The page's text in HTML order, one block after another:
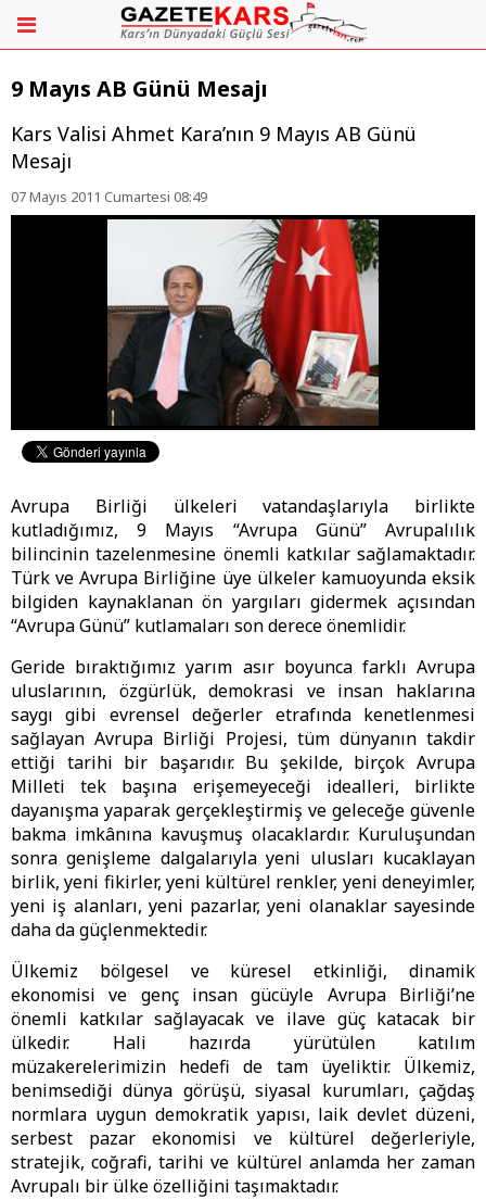
9 Mayıs AB Günü Mesajı
Kars Valisi Ahmet Kara’nın 9 Mayıs AB Günü
Mesajı
07 Mayıs 2011 Cumartesi 08:49
Avrupa Birliği ülkeleri vatandaşlarıyla birlikte
kutladığımız, 9 Mayıs “Avrupa Günü” Avrupalılık
bilincinin tazelenmesine önemli katkılar sağlamaktadır.
Türk ve Avrupa Birliğine üye ülkeler kamuoyunda eksik
bilgiden kaynaklanan ön yargıları gidermek açısından
“Avrupa Günü” kutlamaları son derece önemlidir.
Geride bıraktığımız yarım asır boyunca farklı Avrupa
uluslarının, özgürlük, demokrasi ve insan haklarına
saygı gibi evrensel değerler etrafında kenetlenmesi
sağlayan Avrupa Birliği Projesi, tüm dünyanın takdir
ettiği tarihi bir başarıdır. Bu şekilde, birçok Avrupa
Milleti tek başına erişemeyeceği idealleri, birlikte
dayanışma yaparak gerçekleştirmiş ve geleceğe güvenle
bakma imkânına kavuşmuş olacaklardır. Kuruluşundan
sonra genişleme dalgalarıyla yeni ulusları kucaklayan
birlik, yeni fikirler, yeni kültürel renkler, yeni deneyimler,
yeni iş alanları, yeni pazarlar, yeni olanaklar sayesinde
daha da güçlenmektedir.
Ülkemiz bölgesel ve küresel etkinliği, dinamik
ekonomisi ve genç insan gücüyle Avrupa Birliği’ne
önemli katkılar sağlayacak ve ilave güç katacak bir
ülkedir. Hali hazırda yürütülen katılım
müzakerelerimizin hedefi de tam üyeliktir. Ülkemiz,
benimsediği dünya görüşü, siyasal kurumları, çağdaş
normlara uygun demokratik yapısı, laik devlet düzeni,
serbest pazar ekonomisi ve kültürel değerleriyle,
stratejik, coğrafi, tarihi ve kültürel anlamda her zaman
Avrupalı bir ülke özelliğini taşımaktadır.